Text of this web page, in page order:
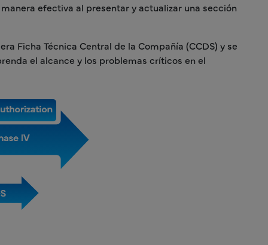
efectiva al presentar y actualizar una sección
Ficha Técnica Central de la Compañía (CCDS) y se
el alcance y los problemas críticos en el